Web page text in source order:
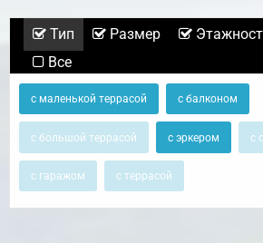
Тип Размер
Все
с маленькой террасой с балконом
с большой террасой с эркером с
с гаражом с террасой